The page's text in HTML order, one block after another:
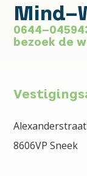
Mind-
0644-
bezoek de
Alexanderstraat
8606VP Sneek